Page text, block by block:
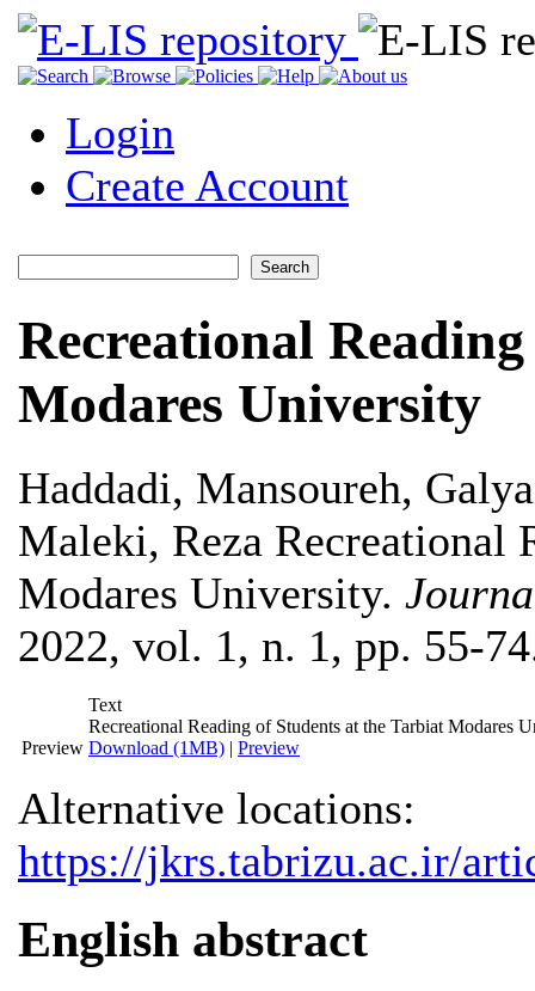
Login
Create Account
Recreational
Modares University
Haddadi, Mansoureh,
Maleki, Reza Recreational
Modares University.
2022, vol. 1, n. 1, pp. 55-
Preview
Text
Recreational Reading of Students at the Tarbiat Modares
Download (1MB) | Preview
Alternative locations:
https://jkrs.tabrizu.ac.ir/
English abstract